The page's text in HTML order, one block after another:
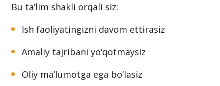
Bu ta’lim shakli orqali siz:
Ish faoliyatingizni davom ettirasiz
Amaliy tajribani yo‘qotmaysiz
Oliy ma’lumotga ega bo‘lasiz